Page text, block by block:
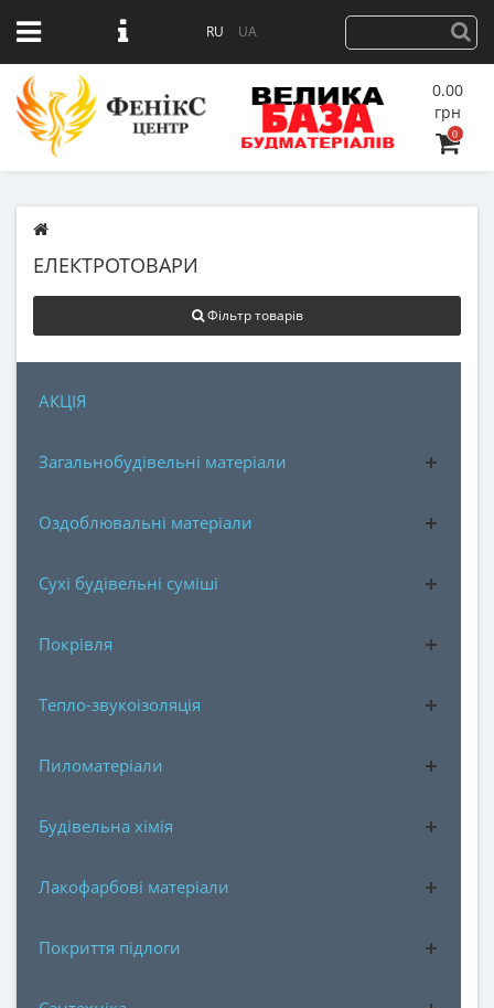
RU UA
0.00
грн
0
ЕЛЕКТРОТОВАРИ
Фільтр товарів
АКЦІЯ
Загальнобудівельні матеріали
Оздоблювальні матеріали
Сухі будівельні суміші
Покрівля
Тепло-звукоізоляція
Пиломатеріали
Будівельна хімія
Лакофарбові матеріали
Покриття підлоги